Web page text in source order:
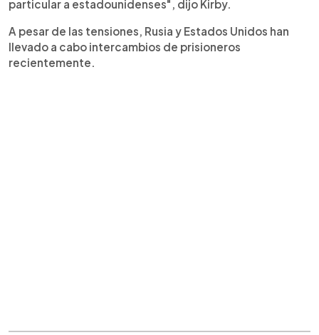
particular a estadounidenses", dijo Kirby.
A pesar de las tensiones, Rusia y Estados Unidos han
llevado a cabo intercambios de prisioneros
recientemente.